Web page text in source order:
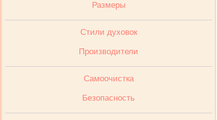
Размеры
Стили духовок
Производители
Cамоочистка
Безопасность